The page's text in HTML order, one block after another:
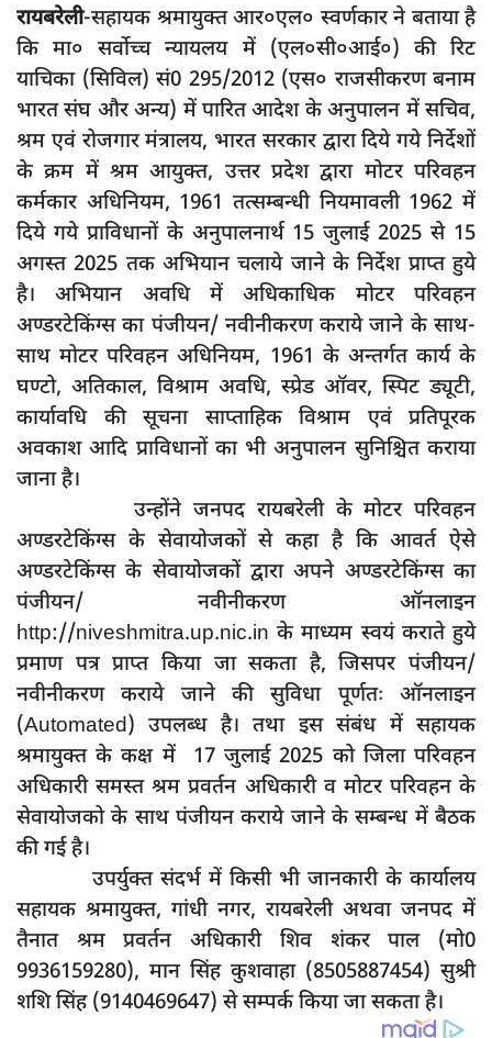
दुर्घटना
editors-pick
other
Login
Register
English
रायबरेली-सहायक श्रमायुक्त आर०एल० स्वर्णकार ने बताया है
कि मा० सर्वोच्च न्यायलय में (एल०सी०आई०) की रिट
याचिका (सिविल) सं0 295/2012 (एस० राजसीकरण बनाम
भारत संघ और अन्य) में पारित आदेश के अनुपालन में सचिव,
श्रम एवं रोजगार मंत्रालय, भारत सरकार द्वारा दिये गये निर्देशों
के क्रम में श्रम आयुक्त, उत्तर प्रदेश द्वारा मोटर परिवहन
कर्मकार अधिनियम, 1961 तत्सम्बन्धी नियमावली 1962 में
दिये गये प्राविधानों के अनुपालनार्थ 15 जुलाई 2025 से 15
अगस्त 2025 तक अभियान चलाये जाने के निर्देश प्राप्त हुये
है। अभियान अवधि में अधिकाधिक मोटर परिवहन
अण्डरटेकिंग्स का पंजीयन/ नवीनीकरण कराये जाने के साथ-
साथ मोटर परिवहन अधिनियम, 1961 के अन्तर्गत कार्य के
घण्टो, अतिकाल, विश्राम अवधि, स्प्रेड ऑवर, स्पिट ड्यूटी,
कार्यावधि की सूचना साप्ताहिक विश्राम एवं प्रतिपूरक
अवकाश आदि प्राविधानों का भी अनुपालन सुनिश्चित कराया
जाना है।
उन्होंने जनपद रायबरेली के मोटर परिवहन
अण्डरटेकिंग्स के सेवायोजकों से कहा है कि आवर्त ऐसे
अण्डरटेकिंग्स के सेवायोजकों द्वारा अपने अण्डरटेकिंग्स का
पंजीयन/ नवीनीकरण ऑनलाइन
http://niveshmitra.up.nic.in के माध्यम स्वयं कराते हुये
प्रमाण पत्र प्राप्त किया जा सकता है, जिसपर पंजीयन/
नवीनीकरण कराये जाने की सुविधा पूर्णतः ऑनलाइन
(Automated) उपलब्ध है। तथा इस संबंध में सहायक
श्रमायुक्त के कक्ष में 17 जुलाई 2025 को जिला परिवहन
अधिकारी समस्त श्रम प्रवर्तन अधिकारी व मोटर परिवहन के
सेवायोजको के साथ पंजीयन कराये जाने के सम्बन्ध में बैठक
की गई है।
उपर्युक्त संदर्भ में किसी भी जानकारी के कार्यालय
सहायक श्रमायुक्त, गांधी नगर, रायबरेली अथवा जनपद में
तैनात श्रम प्रवर्तन अधिकारी शिव शंकर पाल (मो0
9936159280), मान सिंह कुशवाहा (8505887454) सुश्री
शशि सिंह (9140469647) से सम्पर्क किया जा सकता है।